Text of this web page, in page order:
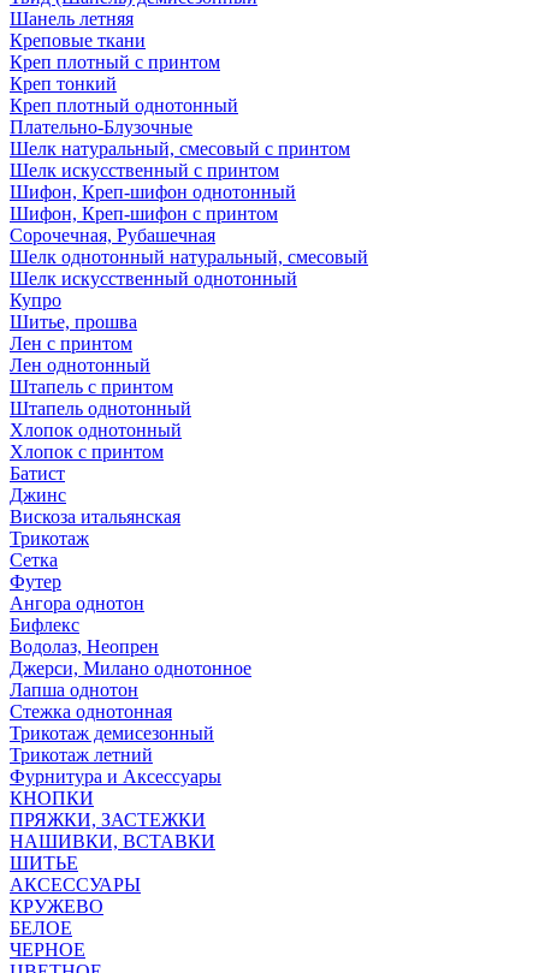
Шанель летняя
Креповые ткани
Креп плотный с принтом
Креп тонкий
Креп плотный однотонный
Плательно-Блузочные
Шелк натуральный, смесовый с принтом
Шелк искусственный с принтом
Шифон, Креп-шифон однотонный
Шифон, Креп-шифон с принтом
Сорочечная, Рубашечная
Шелк однотонный натуральный, смесовый
Шелк искусственный однотонный
Купро
Шитье, прошва
Лен с принтом
Лен однотонный
Штапель с принтом
Штапель однотонный
Хлопок однотонный
Хлопок с принтом
Батист
Джинс
Вискоза итальянская
Трикотаж
Сетка
Футер
Ангора однотон
Бифлекс
Водолаз, Неопрен
Джерси, Милано однотонное
Лапша однотон
Стежка однотонная
Трикотаж демисезонный
Трикотаж летний
Фурнитура и Аксессуары
КНОПКИ
ПРЯЖКИ, ЗАСТЕЖКИ
НАШИВКИ, ВСТАВКИ
ШИТЬЕ
АКСЕССУАРЫ
КРУЖЕВО
БЕЛОЕ
ЧЕРНОЕ